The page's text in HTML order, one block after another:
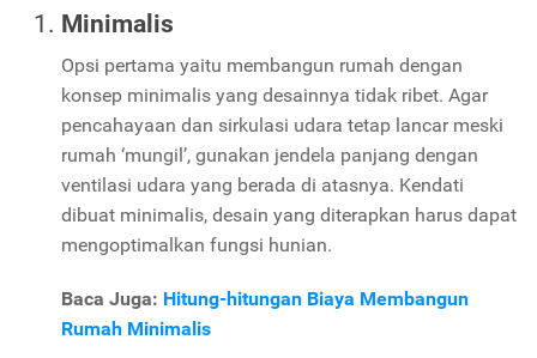
Minimalis
Opsi pertama yaitu membangun rumah dengan
konsep minimalis yang desainnya tidak ribet. Agar
pencahayaan dan sirkulasi udara tetap lancar meski
rumah ‘mungil’, gunakan jendela panjang dengan
ventilasi udara yang berada di atasnya. Kendati
dibuat minimalis, desain yang diterapkan harus dapat
mengoptimalkan fungsi hunian.
Baca Juga: Hitung-hitungan Biaya Membangun
Rumah Minimalis